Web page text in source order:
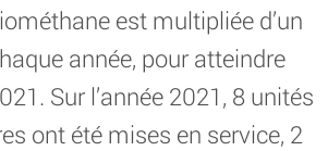
est multipliée d’un
année, pour atteindre
Sur l’année 2021, 8 unités
ont été mises en service, 2